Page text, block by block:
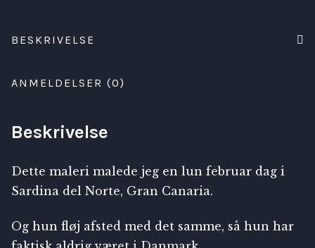
BESKRIVELSE
ANMELDELSER (0)
Beskrivelse
Dette maleri malede jeg en lun februar dag i
Sardina del Norte, Gran Canaria.
Og hun fløj afsted med det samme, så hun har